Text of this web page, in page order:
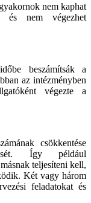
nem kaphat
és nem végezhet
beszámítsák a
az intézményben
végezte a
csökkentése
Így például
teljesíteni kell,
Két vagy három
feladatokat és